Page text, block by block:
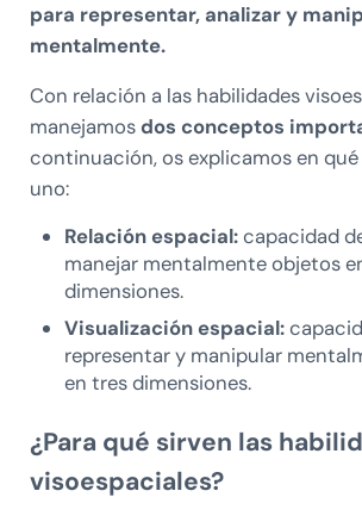
para representar, analizar y
mentalmente.
Con relación a las habilidades
manejamos dos conceptos
continuación, os explicamos en
uno:
Relación espacial:capacidad
manejar mentalmente objetos
dimensiones.
Visualización espacial:
representar y manipular
en tres dimensiones.
¿Para qué sirven las
visoespaciales?